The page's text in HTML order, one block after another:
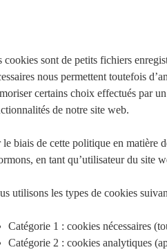
cookies sont de petits fichiers
nous permettent toutefois
certains choix effectués par
de notre site web.
le biais de cette politique en matière
en tant qu’utilisateur du site
utilisons les types de cookies
Catégorie 1 : cookies nécessaires
Catégorie 2 : cookies analytiques